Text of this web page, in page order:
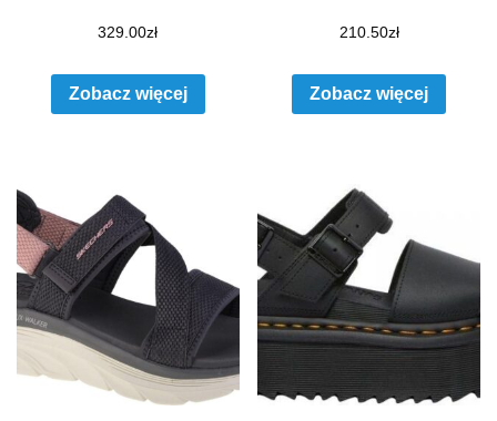
329.00zł
Zobacz więcej
210.50zł
Zobacz więcej